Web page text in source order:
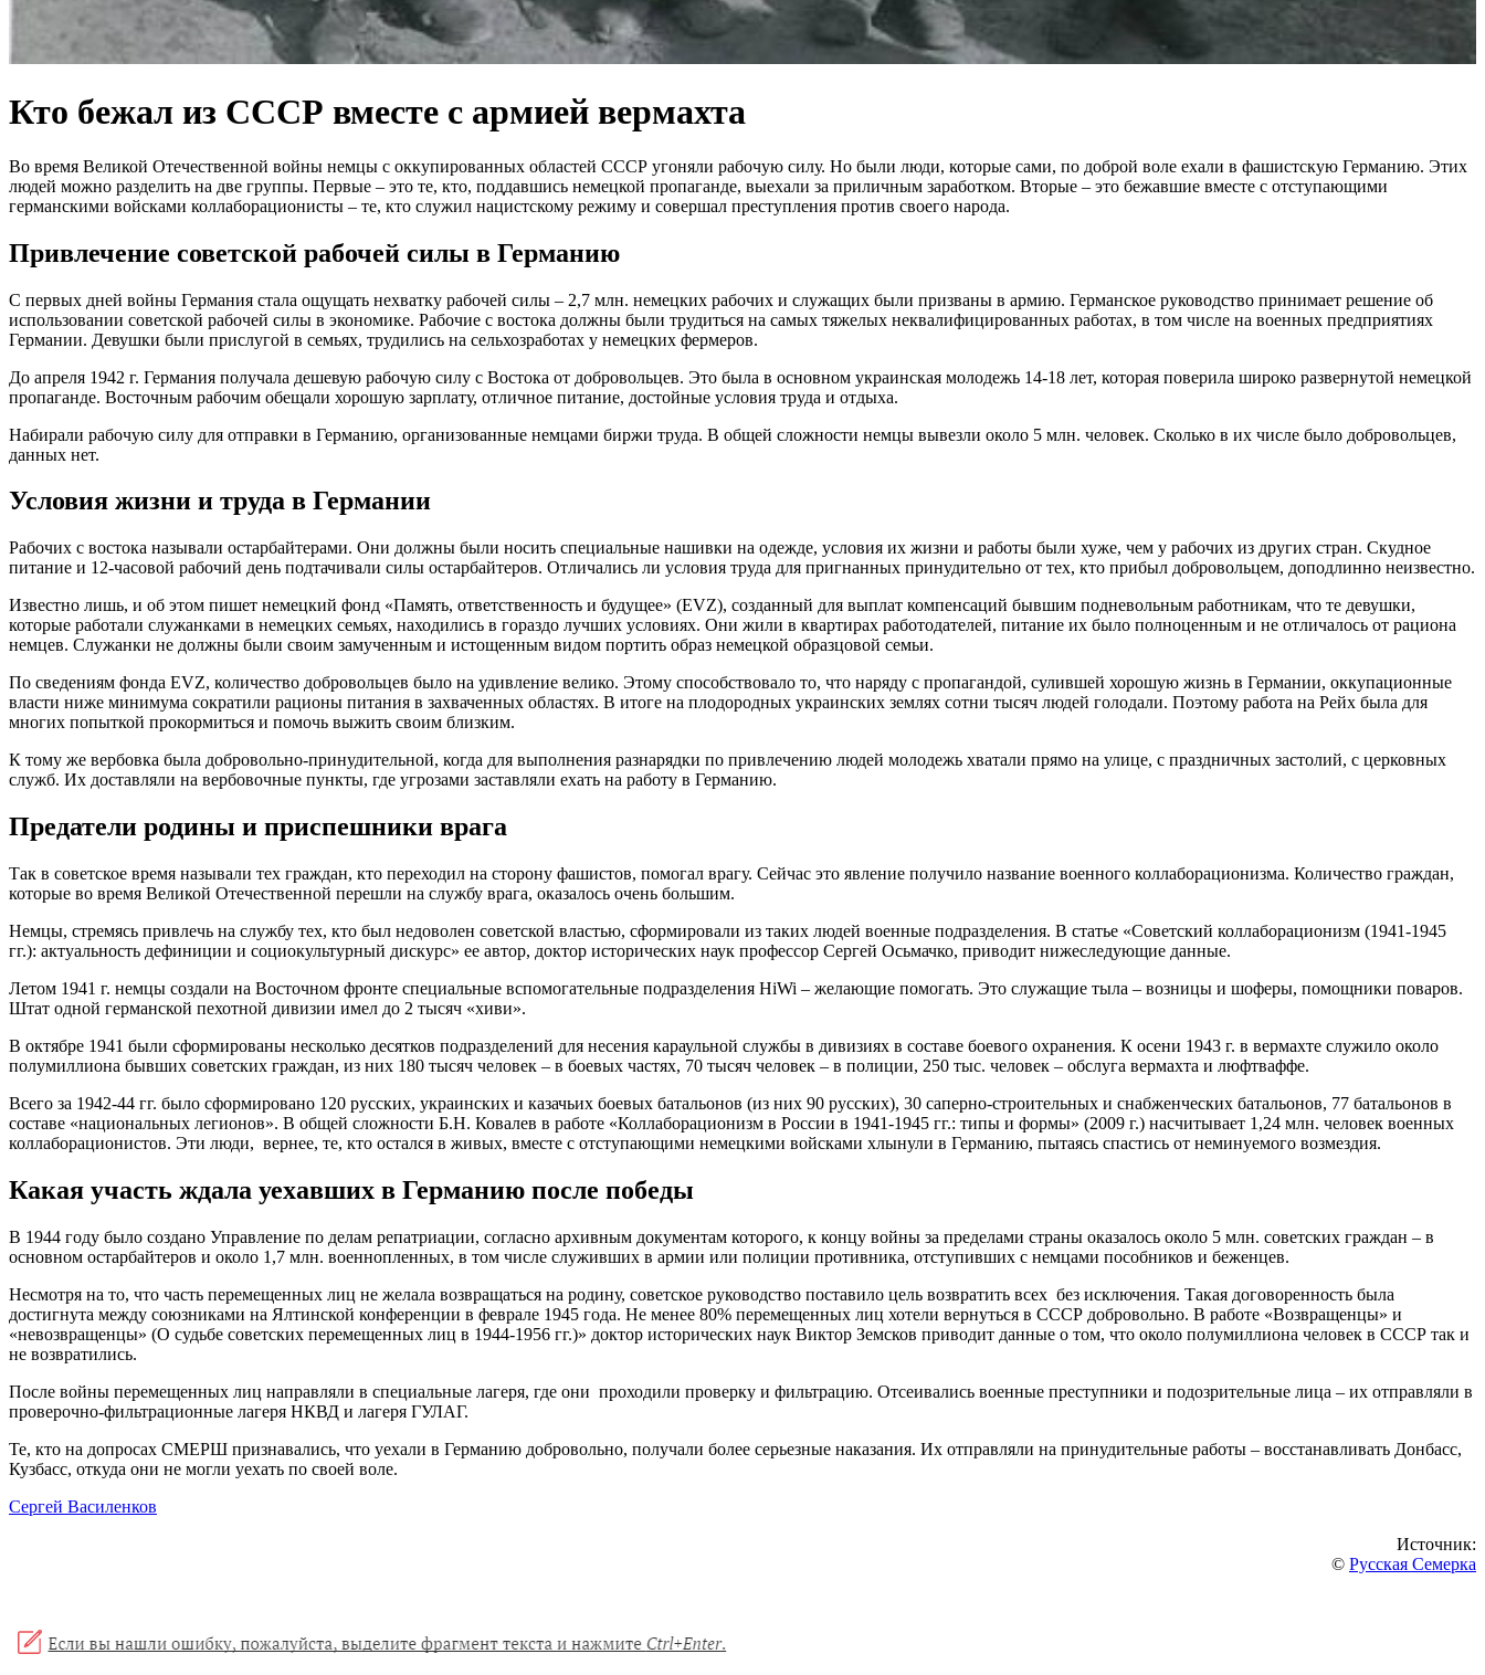
Кто бежал из СССР вместе с армией вермахта
Во время Великой Отечественной войны немцы с оккупированных областей СССР угоняли рабочую силу. Но были люди, которые сами, по доброй воле ехали в фашистскую Германию. Этих
людей можно разделить на две группы. Первые – это те, кто, поддавшись немецкой пропаганде, выехали за приличным заработком. Вторые – это бежавшие вместе с отступающими
германскими войсками коллаборационисты – те, кто служил нацистскому режиму и совершал преступления против своего народа.
Привлечение советской рабочей силы в Германию
С первых дней войны Германия стала ощущать нехватку рабочей силы – 2,7 млн. немецких рабочих и служащих были призваны в армию. Германское руководство принимает решение об
использовании советской рабочей силы в экономике. Рабочие с востока должны были трудиться на самых тяжелых неквалифицированных работах, в том числе на военных предприятиях
Германии. Девушки были прислугой в семьях, трудились на сельхозработах у немецких фермеров.
До апреля 1942 г. Германия получала дешевую рабочую силу с Востока от добровольцев. Это была в основном украинская молодежь 14-18 лет, которая поверила широко развернутой немецкой
пропаганде. Восточным рабочим обещали хорошую зарплату, отличное питание, достойные условия труда и отдыха.
Набирали рабочую силу для отправки в Германию, организованные немцами биржи труда. В общей сложности немцы вывезли около 5 млн. человек. Сколько в их числе было добровольцев,
данных нет.
Условия жизни и труда в Германии
Рабочих с востока называли остарбайтерами. Они должны были носить специальные нашивки на одежде, условия их жизни и работы были хуже, чем у рабочих из других стран. Скудное
питание и 12-часовой рабочий день подтачивали силы остарбайтеров. Отличались ли условия труда для пригнанных принудительно от тех, кто прибыл добровольцем, доподлинно неизвестно.
Известно лишь, и об этом пишет немецкий фонд «Память, ответственность и будущее» (EVZ), созданный для выплат компенсаций бывшим подневольным работникам, что те девушки,
которые работали служанками в немецких семьях, находились в гораздо лучших условиях. Они жили в квартирах работодателей, питание их было полноценным и не отличалось от рациона
немцев. Служанки не должны были своим замученным и истощенным видом портить образ немецкой образцовой семьи.
По сведениям фонда EVZ, количество добровольцев было на удивление велико. Этому способствовало то, что наряду с пропагандой, сулившей хорошую жизнь в Германии, оккупационные
власти ниже минимума сократили рационы питания в захваченных областях. В итоге на плодородных украинских землях сотни тысяч людей голодали. Поэтому работа на Рейх была для
многих попыткой прокормиться и помочь выжить своим близким.
К тому же вербовка была добровольно-принудительной, когда для выполнения разнарядки по привлечению людей молодежь хватали прямо на улице, с праздничных застолий, с церковных
служб. Их доставляли на вербовочные пункты, где угрозами заставляли ехать на работу в Германию.
Предатели родины и приспешники врага
Так в советское время называли тех граждан, кто переходил на сторону фашистов, помогал врагу. Сейчас это явление получило название военного коллаборационизма. Количество граждан,
которые во время Великой Отечественной перешли на службу врага, оказалось очень большим.
Немцы, стремясь привлечь на службу тех, кто был недоволен советской властью, сформировали из таких людей военные подразделения. В статье «Советский коллаборационизм (1941-1945
гг.): актуальность дефиниции и социокультурный дискурс» ее автор, доктор исторических наук профессор Сергей Осьмачко, приводит нижеследующие данные.
Летом 1941 г. немцы создали на Восточном фронте специальные вспомогательные подразделения HiWi – желающие помогать. Это служащие тыла – возницы и шоферы, помощники поваров.
Штат одной германской пехотной дивизии имел до 2 тысяч «хиви».
В октябре 1941 были сформированы несколько десятков подразделений для несения караульной службы в дивизиях в составе боевого охранения. К осени 1943 г. в вермахте служило около
полумиллиона бывших советских граждан, из них 180 тысяч человек – в боевых частях, 70 тысяч человек – в полиции, 250 тыс. человек – обслуга вермахта и люфтваффе.
Всего за 1942-44 гг. было сформировано 120 русских, украинских и казачьих боевых батальонов (из них 90 русских), 30 саперно-строительных и снабженческих батальонов, 77 батальонов в
составе «национальных легионов». В общей сложности Б.Н. Ковалев в работе «Коллаборационизм в России в 1941-1945 гг.: типы и формы» (2009 г.) насчитывает 1,24 млн. человек военных
коллаборационистов. Эти люди, вернее, те, кто остался в живых, вместе с отступающими немецкими войсками хлынули в Германию, пытаясь спастись от неминуемого возмездия.
Какая участь ждала уехавших в Германию после победы
В 1944 году было создано Управление по делам репатриации, согласно архивным документам которого, к концу войны за пределами страны оказалось около 5 млн. советских граждан – в
основном остарбайтеров и около 1,7 млн. военнопленных, в том числе служивших в армии или полиции противника, отступивших с немцами пособников и беженцев.
Несмотря на то, что часть перемещенных лиц не желала возвращаться на родину, советское руководство поставило цель возвратить всех без исключения. Такая договоренность была
достигнута между союзниками на Ялтинской конференции в феврале 1945 года. Не менее 80% перемещенных лиц хотели вернуться в СССР добровольно. В работе «Возвращенцы» и
«невозвращенцы» (О судьбе советских перемещенных лиц в 1944-1956 гг.)» доктор исторических наук Виктор Земсков приводит данные о том, что около полумиллиона человек в СССР так и
не возвратились.
После войны перемещенных лиц направляли в специальные лагеря, где они проходили проверку и фильтрацию. Отсеивались военные преступники и подозрительные лица – их отправляли в
проверочно-фильтрационные лагеря НКВД и лагеря ГУЛАГ.
Те, кто на допросах СМЕРШ признавались, что уехали в Германию добровольно, получали более серьезные наказания. Их отправляли на принудительные работы – восстанавливать Донбасс,
Кузбасс, откуда они не могли уехать по своей воле.
Сергей Василенков
Источник:
© Русская Семерка